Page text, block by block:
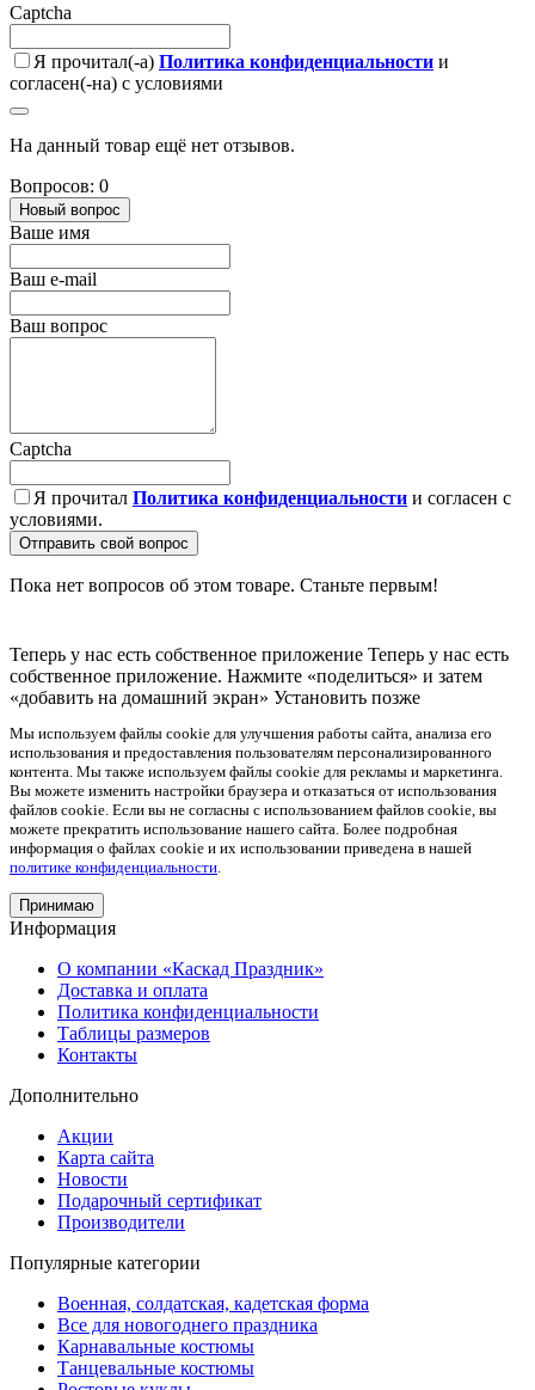
Captcha
Я прочитал(-а) Политика конфиденциальности и
согласен(-на) с условиями
На данный товар ещё нет отзывов.
Вопросов: 0
Новый вопрос
Ваше имя
Ваш e-mail
Ваш вопрос
Captcha
Я прочитал Политика конфиденциальности и согласен с
условиями.
Отправить свой вопрос
Пока нет вопросов об этом товаре. Станьте первым!
Теперь у нас есть собственное приложение Теперь у нас есть
собственное приложение. Нажмите «поделиться» и затем
«добавить на домашний экран» Установить позже
Мы используем файлы cookie для улучшения работы сайта, анализа его
использования и предоставления пользователям персонализированного
контента. Мы также используем файлы cookie для рекламы и маркетинга.
Вы можете изменить настройки браузера и отказаться от использования
файлов cookie. Если вы не согласны с использованием файлов cookie, вы
можете прекратить использование нашего сайта. Более подробная
информация о файлах cookie и их использовании приведена в нашей
политике конфиденциальности
Принимаю
Информация
О компании «Каскад Праздник»
Доставка и оплата
Политика конфиденциальности
Таблицы размеров
Контакты
Дополнительно
Акции
Карта сайта
Новости
Подарочный сертификат
Производители
Популярные категории
Военная, солдатская, кадетская форма
Все для новогоднего праздника
Карнавальные костюмы
Танцевальные костюмы